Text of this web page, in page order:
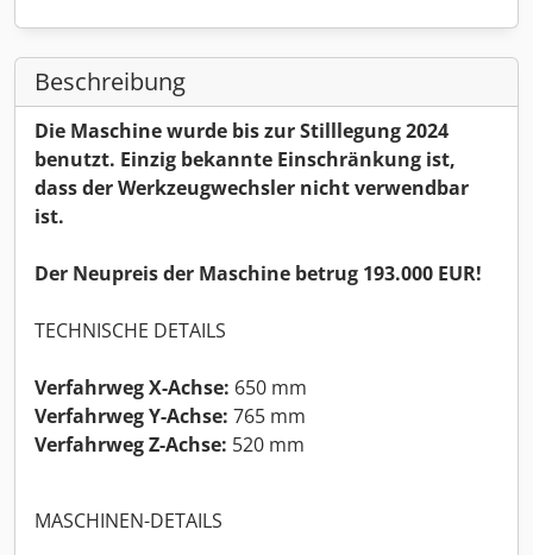
Beschreibung
Die Maschine wurde bis zur Stilllegung 2024
benutzt. Einzig bekannte Einschränkung ist,
dass der Werkzeugwechsler nicht verwendbar
ist.
Der Neupreis der Maschine betrug 193.000 EUR!
TECHNISCHE DETAILS
Verfahrweg X-Achse: 650 mm
Verfahrweg Y-Achse: 765 mm
Verfahrweg Z-Achse: 520 mm
MASCHINEN-DETAILS